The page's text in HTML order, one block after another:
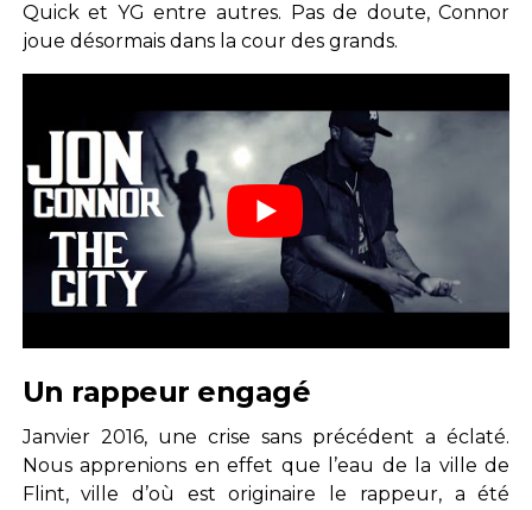
Quick et YG entre autres. Pas de doute, Connor
joue désormais dans la cour des grands.
Un rappeur engagé
Janvier 2016, une crise sans précédent a éclaté.
Nous apprenions en effet que l’eau de la ville de
Flint, ville d’où est originaire le rappeur, a été